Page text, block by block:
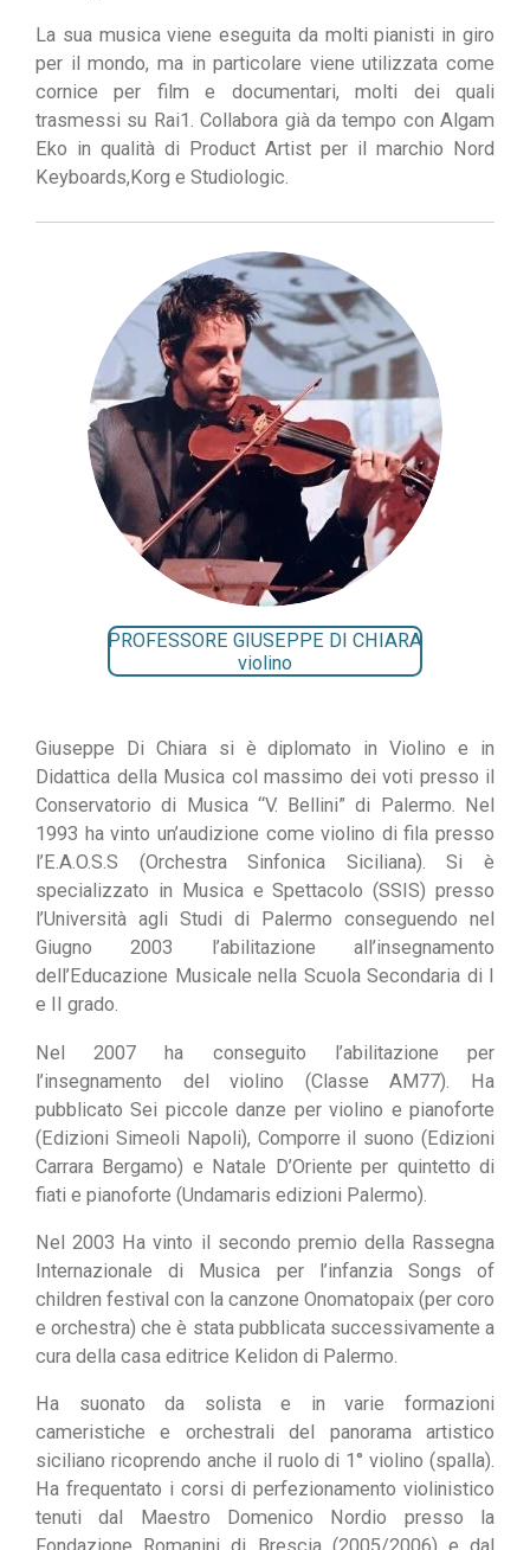
La sua musica viene eseguita da molti pianisti in giro
per il mondo, ma in particolare viene utilizzata come
cornice per film e documentari, molti dei quali
trasmessi su Rai1.Collabora già da tempo con Algam
Eko in qualità di Product Artist per il marchio Nord
Keyboards,Korg e Studiologic.
PROFESSORE GIUSEPPE DI CHIARA
violino
Giuseppe Di Chiara si è diplomato in Violino e in
Didattica della Musica col massimo dei voti presso il
Conservatorio di Musica “V. Bellini” di Palermo. Nel
1993 ha vinto un’audizione come violino di fila presso
l’E.A.O.S.S (Orchestra Sinfonica Siciliana). Si è
specializzato in Musica e Spettacolo (SSIS) presso
l’Università agli Studi di Palermo conseguendo nel
Giugno 2003 l’abilitazione all’insegnamento
dell’Educazione Musicale nella Scuola Secondaria di I
e II grado.
Nel 2007 ha conseguito l’abilitazione per
l’insegnamento del violino (Classe AM77). Ha
pubblicato Sei piccole danze per violino e pianoforte
(Edizioni Simeoli Napoli), Comporre il suono (Edizioni
Carrara Bergamo) e Natale D’Oriente per quintetto di
fiati e pianoforte (Undamaris edizioni Palermo).
Nel 2003 Ha vinto il secondo premio della Rassegna
Internazionale di Musica per l’infanzia Songs of
children festival con la canzone Onomatopaix (per coro
e orchestra) che è stata pubblicata successivamente a
cura della casa editrice Kelidon di Palermo.
Ha suonato da solista e in varie formazioni
cameristiche e orchestrali del panorama artistico
siciliano ricoprendo anche il ruolo di 1° violino (spalla).
Ha frequentato i corsi di perfezionamento violinistico
tenuti dal Maestro Domenico Nordio presso la